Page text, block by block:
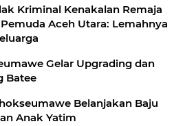
Kriminal Kenakalan Remaja
Aceh Utara: Lemahnya
Gelar Upgrading dan
Batee
Belanjakan Baju
Anak Yatim